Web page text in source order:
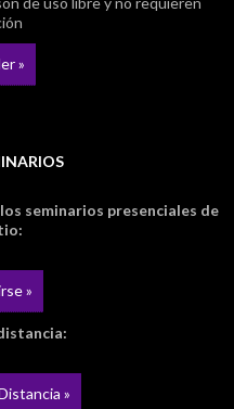
»
seminarios presenciales de
»
»